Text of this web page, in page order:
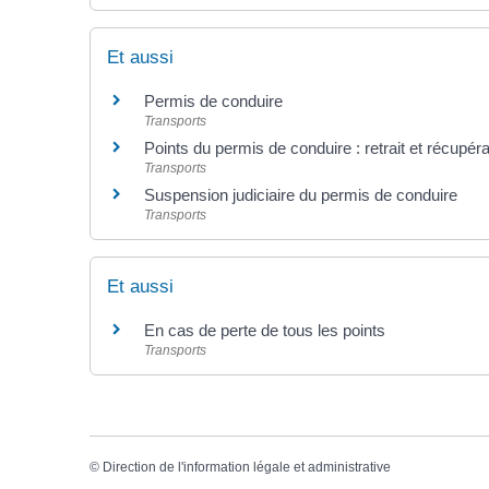
Et aussi
Permis de conduire
Transports
Points du permis de conduire : retrait et
Transports
Suspension judiciaire du permis de conduire
Transports
Et aussi
En cas de perte de tous les points
Transports
© Direction de l'information légale et administrative